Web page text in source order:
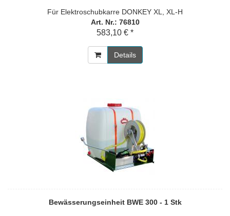
Für Elektroschubkarre DONKEY XL, XL-H
Art. Nr.: 76810
583,10 € *
Details
Bewässerungseinheit BWE 300 - 1 Stk